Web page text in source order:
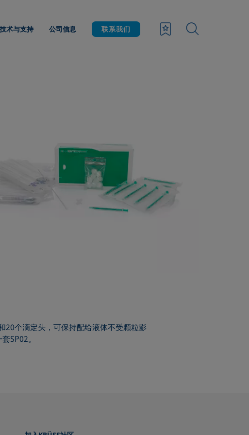
技术与支持 公司信息 联系我们
20个滴定头，可保持配给液体不受颗粒影
SP02。